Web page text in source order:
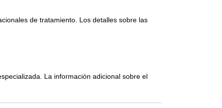
de tratamiento. Los detalles sobre las
La información adicional sobre el